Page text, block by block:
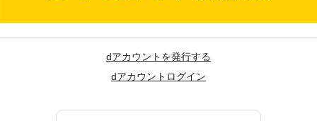
dアカウントを発行する
dアカウントログイン